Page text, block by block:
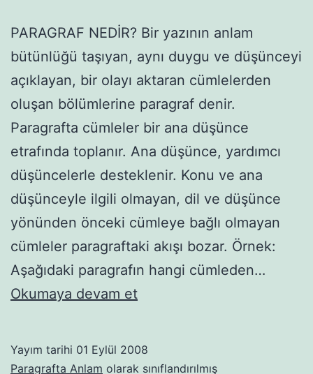
PARAGRAF NEDİR? Bir yazının anlam
bütünlüğü taşıyan, aynı duygu ve düşünceyi
açıklayan, bir olayı aktaran cümlelerden
oluşan bölümlerine paragraf denir.
Paragrafta cümleler bir ana düşünce
etrafında toplanır. Ana düşünce, yardımcı
düşüncelerle desteklenir. Konu ve ana
düşünceyle ilgili olmayan, dil ve düşünce
yönünden önceki cümleye bağlı olmayan
cümleler paragraftaki akışı bozar. Örnek:
Aşağıdaki paragrafın hangi cümleden…
Okumaya devam etParagraf
Yayım tarihi 01 Eylül 2008
Paragrafta Anlam olarak sınıflandırılmış